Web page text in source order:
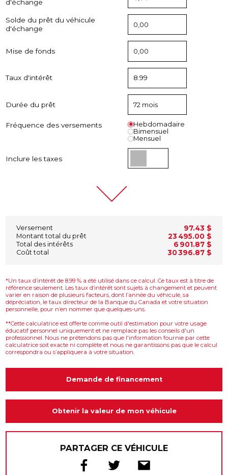
d'échange
Solde du prêt du véhicule
d'échange
Mise de fonds
Taux d'intérêt
Durée du prêt
Fréquence des versements
Hebdomadaire
Bimensuel
Mensuel
Inclure les taxes
Versement 97.43 $
Montant total du prêt 23 495.00 $
Total des intérêts 6 901.87 $
Coût total 30 396.87 $
*Un taux d’intérêt de 8.99 % a été utilisé dans ce calcul. Ce taux est à titre de
référence seulement. Les taux d’intérêt sont sujets à changement et peuvent
varier en raison de plusieurs facteurs, dont l’année du véhicule, sa
dépréciation, le taux directeur de la Banque du Canada et votre situation
personnelle, pour n’en nommer que quelques-uns.
**Cette calculatrice est offerte comme outil d'estimation pour votre usage
éducatif personnel uniquement et ne remplace pas les conseils d'un
professionnel. Nous ne prétendons pas que l'information fournie par cette
calculatrice soit exacte ni complète et nous ne garantissons pas que le calcul
correspondra ou s’appliquera à votre situation.
Demande de financement
Obtenir la valeur de mon véhicule
PARTAGER CE VÉHICULE